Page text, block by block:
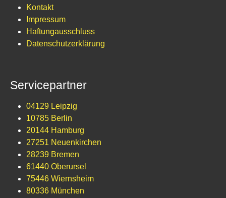
Kontakt
Impressum
Haftungausschluss
Datenschutzerklärung
Servicepartner
04129 Leipzig
10785 Berlin
20144 Hamburg
27251 Neuenkirchen
28239 Bremen
61440 Oberursel
75446 Wiernsheim
80336 München